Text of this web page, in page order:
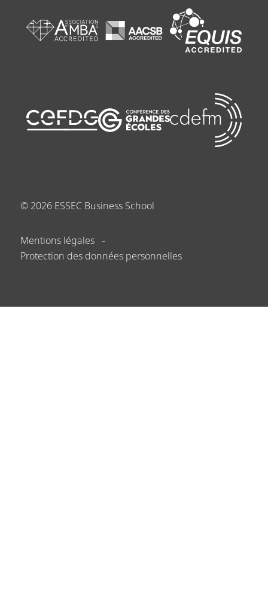
© 2026 ESSEC Business School
Mentions légales
Protection des données personnelles